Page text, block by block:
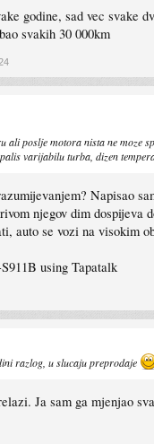
godine, sad vec svake
svakih 30 000km
ali poslje motora nista ne moze
varijabilu turba, dizen
Napisao
njegov dim dospijeva
auto se vozi na visokim
using Tapatalk
razlog, u slucaju preprodaje
Ja sam ga mjenjao